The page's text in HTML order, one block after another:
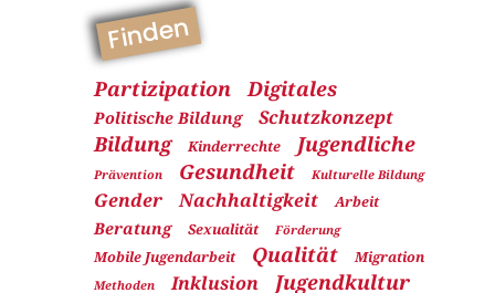
Finden
Partizipation Digitales
Politische Bildung Schutzkonzept
Bildung Kinderrechte Jugendliche
Prävention Gesundheit Kulturelle Bildung
Gender Nachhaltigkeit Arbeit
Beratung Sexualität Förderung
Mobile Jugendarbeit Qualität Migration
Methoden Inklusion Jugendkultur